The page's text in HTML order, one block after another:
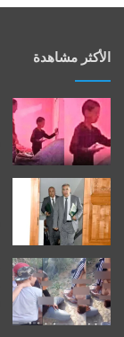
الأكثر مشاهدة